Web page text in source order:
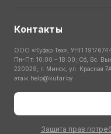
Контакты
ООО «Куфар Тех», УНП
Пн-Пт: 10:00 – 18:00; Сб, Вс:
220029, г. Минск, ул. Красная
этаж help@kufar.by
Защита прав